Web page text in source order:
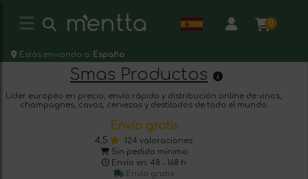
0
Estás enviando a: España
Smas Productos
Líder europeo en precio, envío rápido y distribución online de vinos,
champagnes, cavas, cervezas y destilados de todo el mundo.
Envío gratis
4,5
124 valoraciones
Sin pedido mínimo
Envío en: 48 - 168 h
Envío gratis